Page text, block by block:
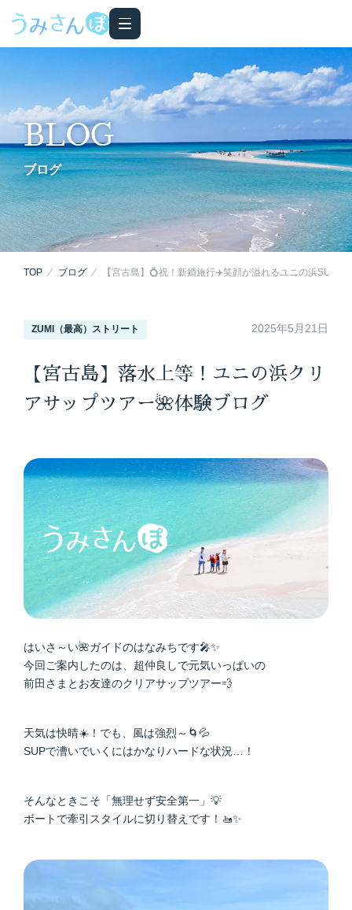
BLOG
ブログ
TOP ブログ 【宮古島】💍祝！新婚旅行✈️笑顔が溢れるユニの浜SUPツ
ZUMI（最高）ストリート 2025年5月21日
【宮古島】落水上等！ユニの浜クリ
アサップツアー🌺体験ブログ
はいさ～い🌺ガイドのはなみちです🎤✨
今回ご案内したのは、超仲良しで元気いっぱいの
前田さまとお友達のクリアサップツアー💨
天気は快晴☀️！でも、風は強烈～🌀💦
SUPで漕いでいくにはかなりハードな状況…！
そんなときこそ「無理せず安全第一」💡
ボートで牽引スタイルに切り替えです！🚤✨